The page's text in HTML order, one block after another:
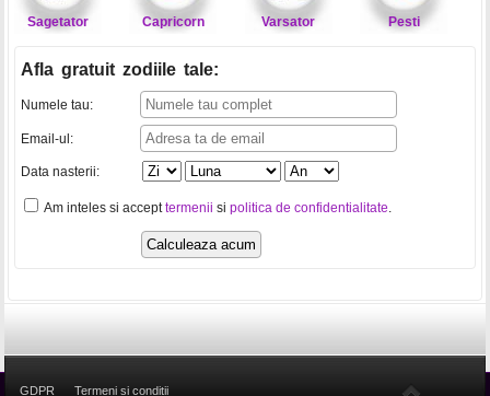
Sagetator Capricorn Varsator Pesti
Afla gratuit zodiile tale:
Numele tau:
Email-ul:
Data nasterii:
Am inteles si accepttermenii si politica de confidentialitate.
GDPR Termeni si conditii